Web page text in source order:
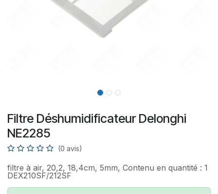
Filtre Déshumidificateur Delonghi
NE2285
(0 avis)
filtre à air, 20,2, 18,4cm, 5mm, Contenu en quantité : 1
DEX210SF/212SF